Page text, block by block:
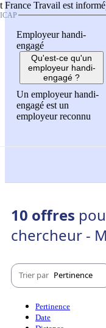
France Travail est
Employeur handi-
engagé
Qu'est-ce qu'un
employeur handi-
engagé ?
Un employeur handi-
engagé est un
employeur reconnu
10 offres
chercheur -
Trier par Pertinence
Pertinence
Date